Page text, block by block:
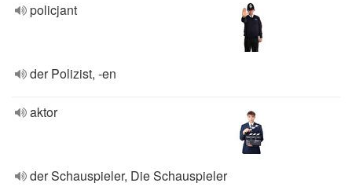
policjant
der Polizist, -en
aktor
der Schauspieler, Die Schauspieler